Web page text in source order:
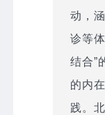
动，
诊等
结合”
的内
践。